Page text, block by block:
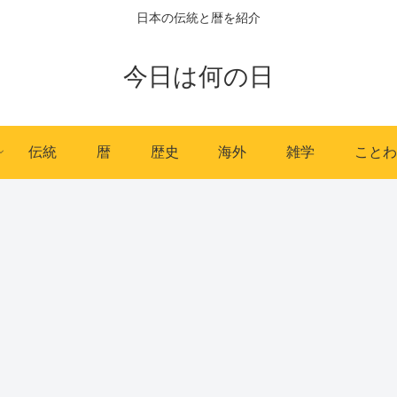
日本の伝統と暦を紹介
今日は何の日
伝統 暦 歴史 海外 雑学 こと